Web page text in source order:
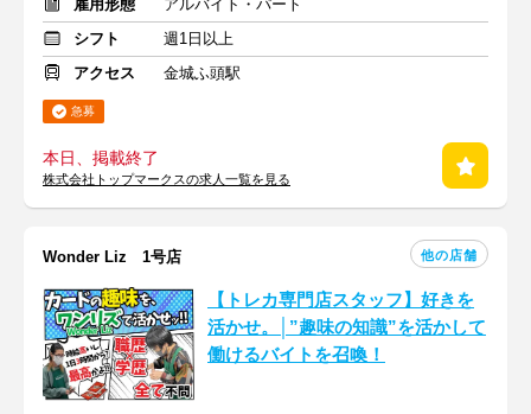
雇用形態
アルバイト・パート
シフト
週1日以上
アクセス
金城ふ頭駅
急募
本日、掲載終了
株式会社トップマークスの求人一覧を見る
Wonder Liz 1号店 他の店舗
【トレカ専門店スタッフ】好きを
活かせ。│”趣味の知識”を活かして
働けるバイトを召喚！